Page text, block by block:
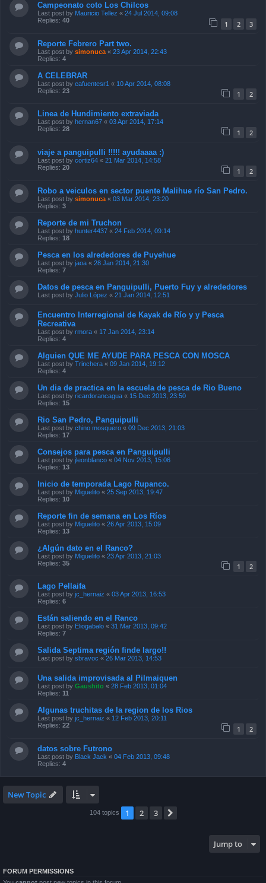
Campeonato coto Los Chilcos
Last post by Mauricio Tellez « 24 Jul 2014, 09:08
Replies: 40 1 2 3
Reporte Febrero Part two.
Last post by simonuca « 23 Apr 2014, 22:43
Replies: 4
A CELEBRAR
Last post by eafuentesr1 « 10 Apr 2014, 08:08
Replies: 23 1 2
Linea de Hundimiento extraviada
Last post by hernan67 « 03 Apr 2014, 17:14
Replies: 28 1 2
viaje a panguipulli !!!!! ayudaaaa :)
Last post by cortiz64 « 21 Mar 2014, 14:58
Replies: 20 1 2
Robo a veiculos en sector puente Malihue río San Pedro.
Last post by simonuca « 03 Mar 2014, 23:20
Replies: 3
Reporte de mi Truchon
Last post by hunter4437 « 24 Feb 2014, 09:14
Replies: 18
Pesca en los alrededores de Puyehue
Last post by jaoa « 28 Jan 2014, 21:30
Replies: 7
Datos de pesca en Panguipulli, Puerto Fuy y alrededores
Last post by Julio López « 21 Jan 2014, 12:51
Encuentro Interregional de Kayak de Río y y Pesca
Recreativa
Last post by rmora « 17 Jan 2014, 23:14
Replies: 4
Alguien QUE ME AYUDE PARA PESCA CON MOSCA
Last post by Trinchera « 09 Jan 2014, 19:12
Replies: 4
Un dia de practica en la escuela de pesca de Rio Bueno
Last post by ricardorancagua « 15 Dec 2013, 23:50
Replies: 15
Rio San Pedro, Panguipulli
Last post by chino mosquero « 09 Dec 2013, 21:03
Replies: 17
Consejos para pesca en Panguipulli
Last post by jleonblanco « 04 Nov 2013, 15:06
Replies: 13
Inicio de temporada Lago Rupanco.
Last post by Miguelito « 25 Sep 2013, 19:47
Replies: 10
Reporte fin de semana en Los Ríos
Last post by Miguelito « 26 Apr 2013, 15:09
Replies: 13
¿Algún dato en el Ranco?
Last post by Miguelito « 23 Apr 2013, 21:03
Replies: 35 1 2
Lago Pellaifa
Last post by jc_hernaiz « 03 Apr 2013, 16:53
Replies: 6
Están saliendo en el Ranco
Last post by Eliogabalo « 31 Mar 2013, 09:42
Replies: 7
Salida Septima región finde largo!!
Last post by sbravoc « 26 Mar 2013, 14:53
Una salida improvisada al Pilmaiquen
Last post by Gaushito « 28 Feb 2013, 01:04
Replies: 11
Algunas truchitas de la region de los Rios
Last post by jc_hernaiz « 12 Feb 2013, 20:11
Replies: 22 1 2
datos sobre Futrono
Last post by Black Jack « 04 Feb 2013, 09:48
Replies: 4
New Topic
104 topics 1 2 3
Jump to
FORUM PERMISSIONS